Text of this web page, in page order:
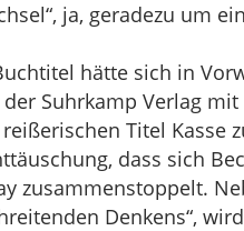
ja, geradezu um
hätte sich in
der Suhrkamp Verlag
Titel Kasse
dass sich
zusammenstoppelt.
Denkens“,